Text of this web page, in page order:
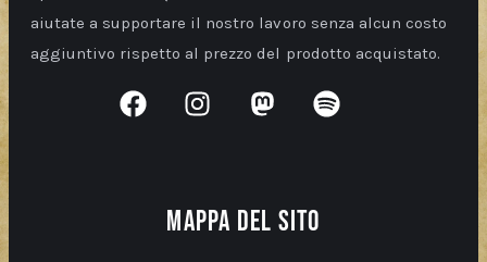
aiutate a supportare il nostro lavoro senza alcun costo
aggiuntivo rispetto al prezzo del prodotto acquistato.
Mappa del sito